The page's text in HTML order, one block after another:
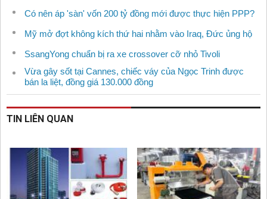
Có nên áp 'sàn' vốn 200 tỷ đồng mới được thực hiện PPP?
Mỹ mở đợt không kích thứ hai nhằm vào Iraq, Đức ủng hộ
SsangYong chuẩn bị ra xe crossover cỡ nhỏ Tivoli
Vừa gây sốt tại Cannes, chiếc váy của Ngọc Trinh được
bán la liệt, đồng giá 130.000 đồng
TIN LIÊN QUAN